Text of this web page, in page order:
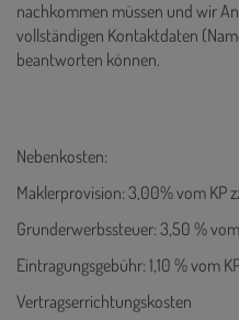
nachkommen müssen und wir
vollständigen Kontaktdaten
beantworten können.
Nebenkosten:
Maklerprovision: 3,00% vom KP
Grunderwerbssteuer: 3,50 %
Eintragungsgebühr: 1,10 % vom
Vertragserrichtungskosten